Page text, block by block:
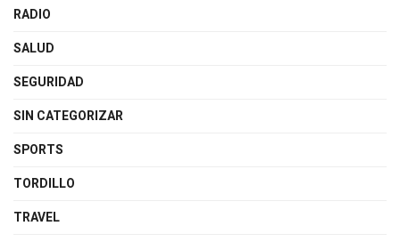
RADIO
SALUD
SEGURIDAD
SIN CATEGORIZAR
SPORTS
TORDILLO
TRAVEL